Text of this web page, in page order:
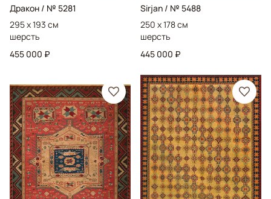
Дракон / № 5281
295 x 193 см
шерсть
455 000 ₽
Sirjan / № 5488
250 x 178 см
шерсть
445 000 ₽